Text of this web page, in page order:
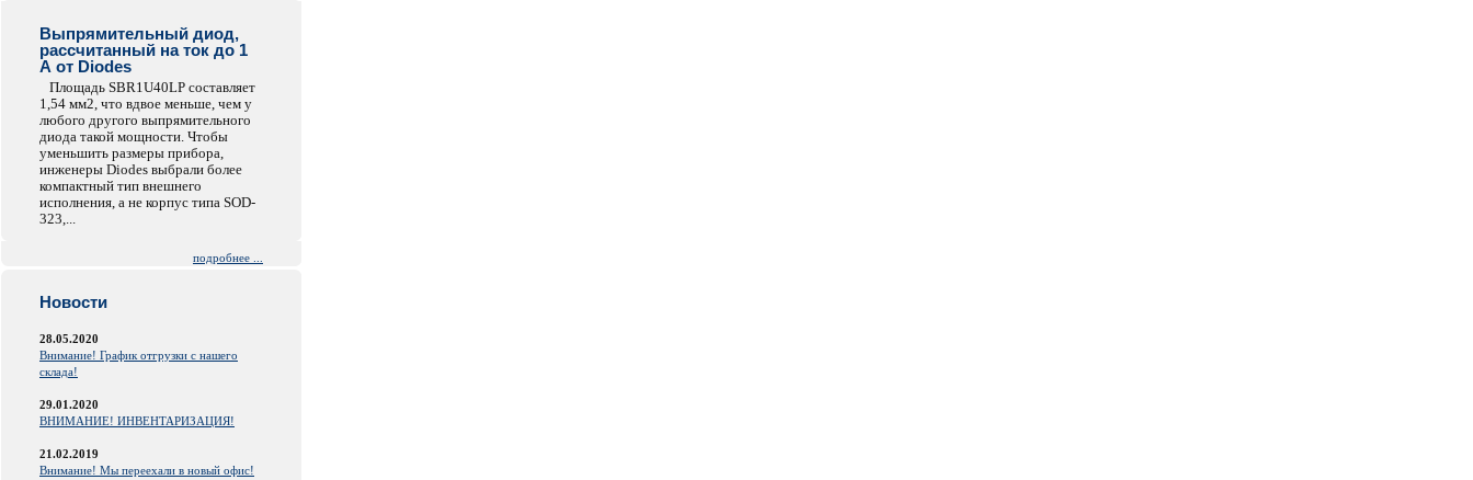
Выпрямительный диод,
рассчитанный на ток до 1
А от Diodes
Площадь SBR1U40LP составляет
1,54 мм2, что вдвое меньше, чем у
любого другого выпрямительного
диода такой мощности. Чтобы
уменьшить размеры прибора,
инженеры Diodes выбрали более
компактный тип внешнего
исполнения, а не корпус типа SOD-
323,...
подробнее ...
Новости
28.05.2020
Внимание! График отгрузки с нашего
склада!
29.01.2020
ВНИМАНИЕ! ИНВЕНТАРИЗАЦИЯ!
21.02.2019
Внимание! Мы переехали в новый офис!